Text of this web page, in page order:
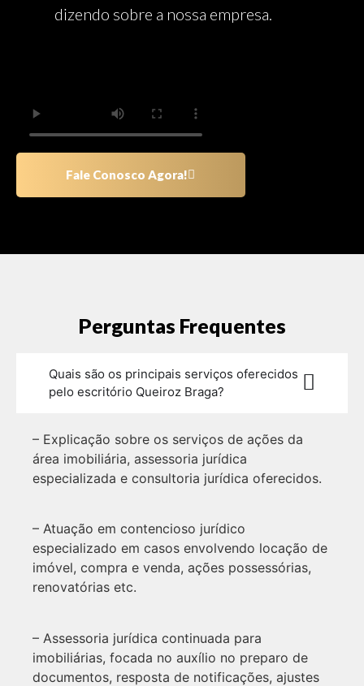
dizendo sobre a nossa empresa.
Fale Conosco Agora!
Perguntas Frequentes
Quais são os principais serviços oferecidos
pelo escritório Queiroz Braga?
– Explicação sobre os serviços de ações da
área imobiliária, assessoria jurídica
especializada e consultoria jurídica oferecidos.
– Atuação em contencioso jurídico
especializado em casos envolvendo locação de
imóvel, compra e venda, ações possessórias,
renovatórias etc.
– Assessoria jurídica continuada para
imobiliárias, focada no auxílio no preparo de
documentos, resposta de notificações, ajustes